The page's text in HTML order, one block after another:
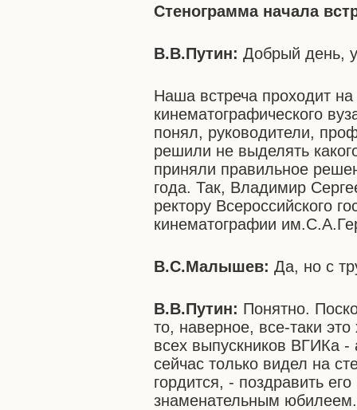
Стенограмма начала
В.В.Путин: Добрый день,
Наша встреча проходит
кинематографического
понял, руководители,
решили не выделять
приняли правильное
года. Так, Владимир
ректору Всероссийского
кинематографии
В.С.Малышев: Да, но с
В.В.Путин: Понятно.
то, наверное, все-таки
всех выпускников ВГИКа -
сейчас только видел на
гордится, - поздравить
знаменательным юбилеем.